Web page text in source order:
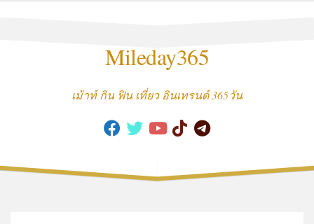
Mileday365
เม้าท์ กิน ฟิน เที่ยว อินเทรนด์ 365วัน